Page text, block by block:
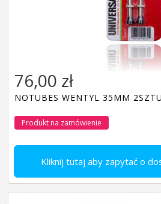
Kliknij tutaj aby zapytać o
76,00 zł
NOTUBES WENTYL 35MM
Produkt na zamówienie